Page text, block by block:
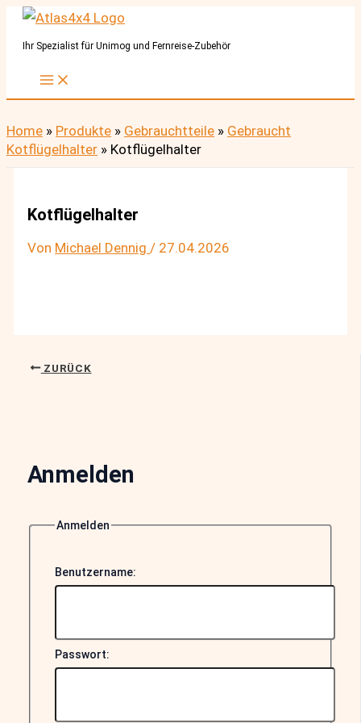
Zum
InhaltIhr Spezialist für Unimog und Fernreise-Zubehör
Home » Produkte » Gebrauchtteile » Gebraucht
Kotflügelhalter » Kotflügelhalter
Kotflügelhalter
Von Michael Dennig/ 27.04.2026
ZURÜCK
Anmelden
Anmelden
Benutzername:
Passwort: